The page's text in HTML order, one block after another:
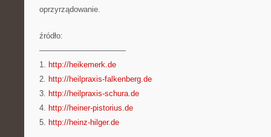
oprzyrządowanie.
źródło:
———————————
1. http://heikemerk.de
2. http://heilpraxis-falkenberg.de
3. http://heilpraxis-schura.de
4. http://heiner-pistorius.de
5. http://heinz-hilger.de